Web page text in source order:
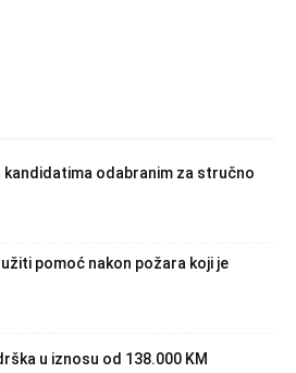
kandidatima odabranim za stručno
pomoć nakon požara koji je
u iznosu od 138.000 KM